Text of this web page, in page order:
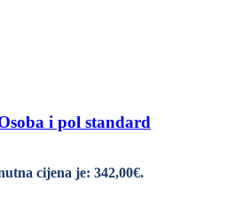
i pol standard
cijena je: 342,00€.